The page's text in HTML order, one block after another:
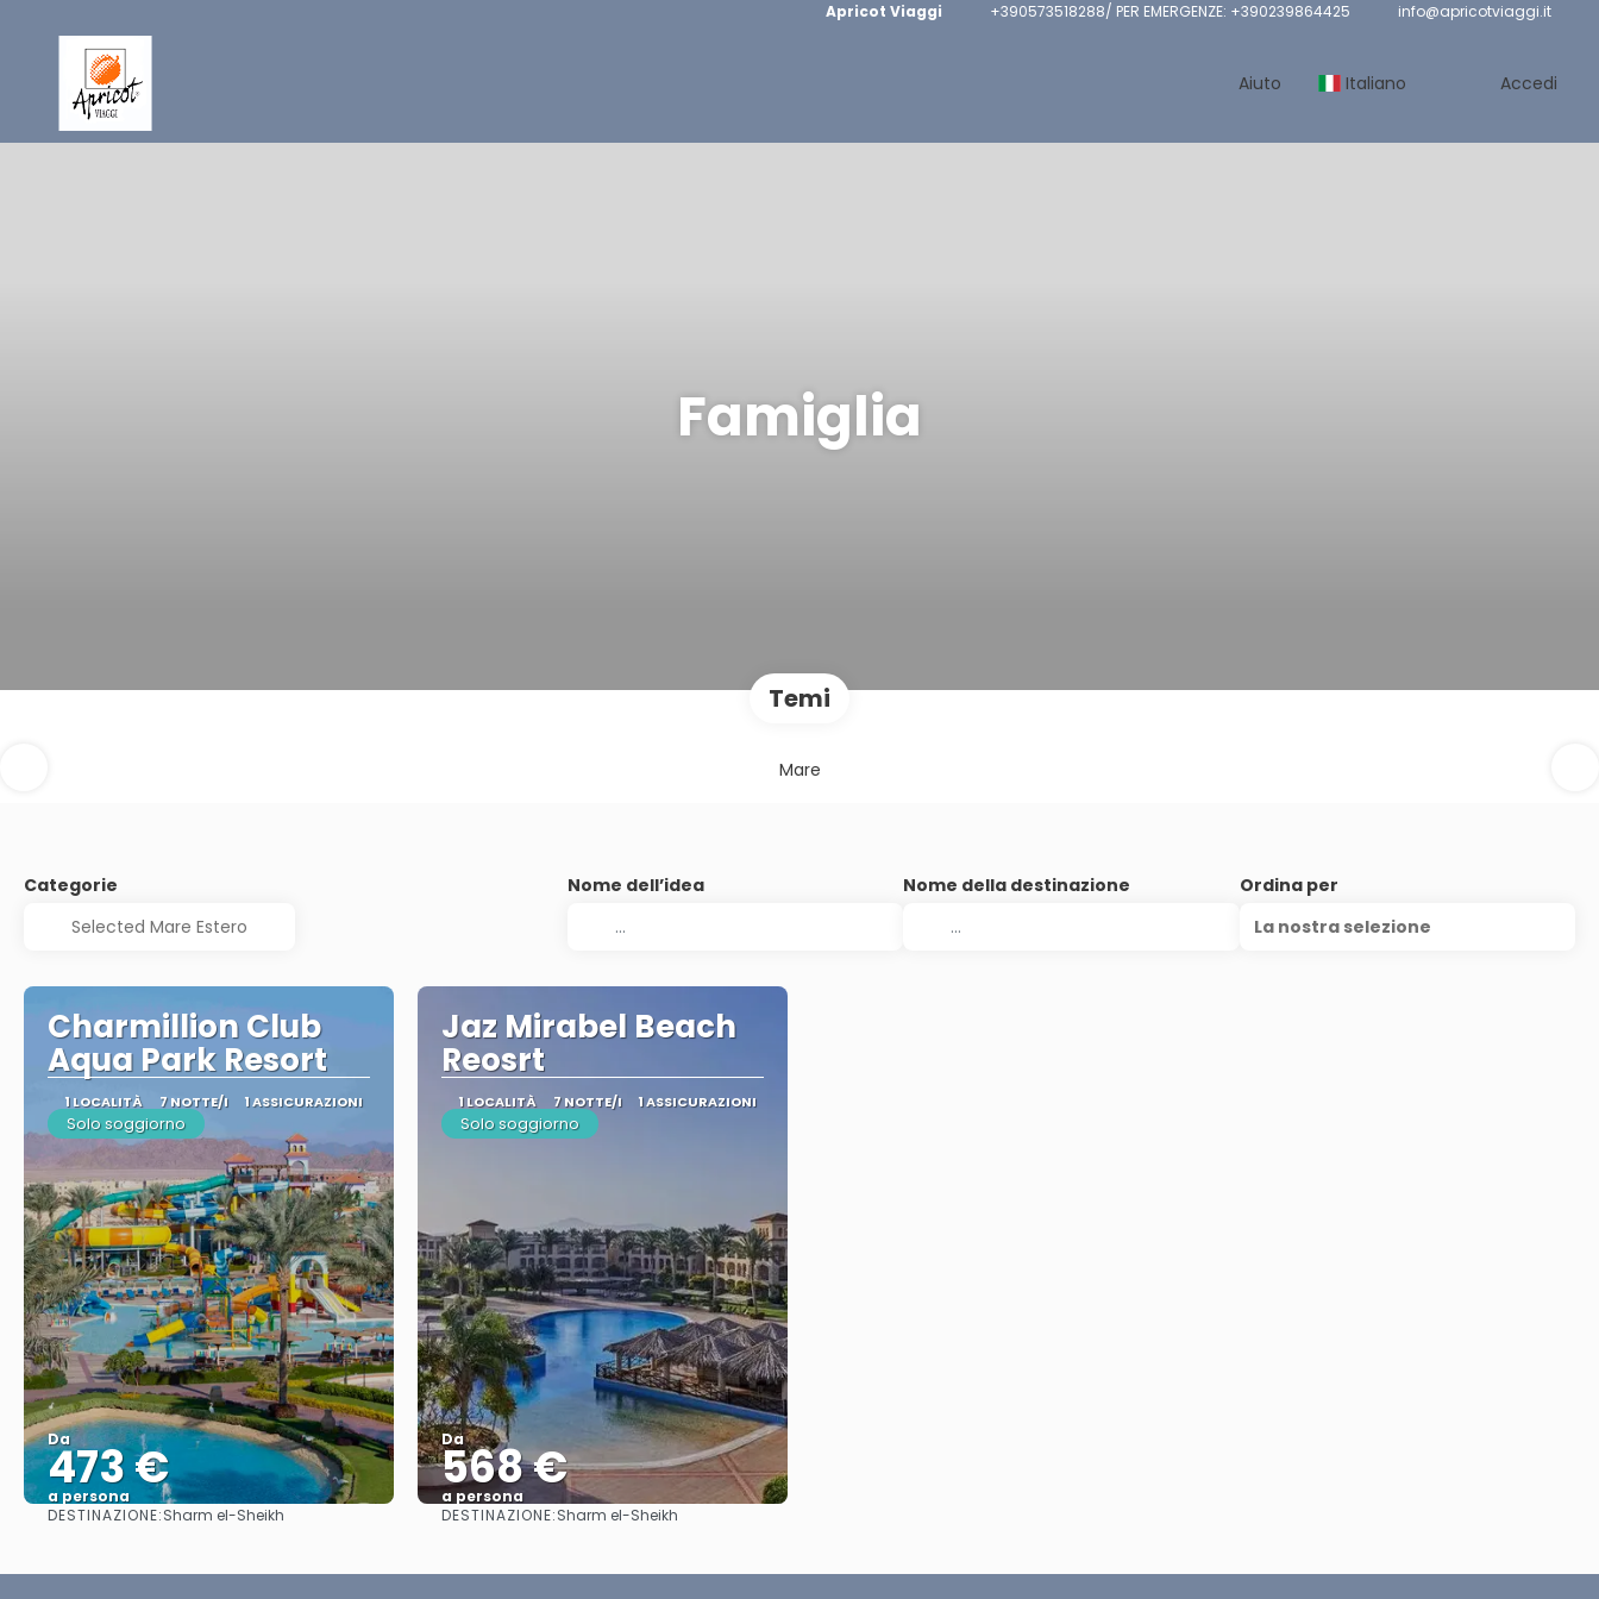
Apricot Viaggi +390573518288/ PER EMERGENZE: +390239864425 info@apricotviaggi.it
Aiuto Italiano Accedi
Famiglia
Temi
Mare
Categorie Nome dell’idea Nome della destinazione
Ordina per
La nostra selezione
Charmillion Club
Aqua Park Resort
1 LOCALITÀ 7 NOTTE/I 1 ASSICURAZIONI
Solo soggiorno
Da
473 €
a persona
Vedere
DESTINAZIONE:Sharm el-Sheikh
Jaz Mirabel Beach
Reosrt
1 LOCALITÀ 7 NOTTE/I 1 ASSICURAZIONI
Solo soggiorno
Da
568 €
a persona
Vedere
DESTINAZIONE:Sharm el-Sheikh